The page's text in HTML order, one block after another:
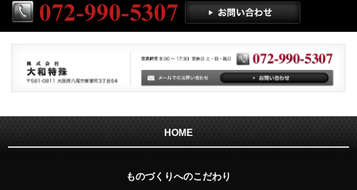
HOME
ものづくりへのこだわり